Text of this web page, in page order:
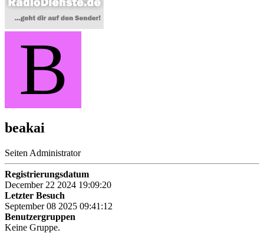
B
beakai
Seiten Administrator
Registrierungsdatum
December 22 2024 19:09:20
Letzter Besuch
September 08 2025 09:41:12
Benutzergruppen
Keine Gruppe.